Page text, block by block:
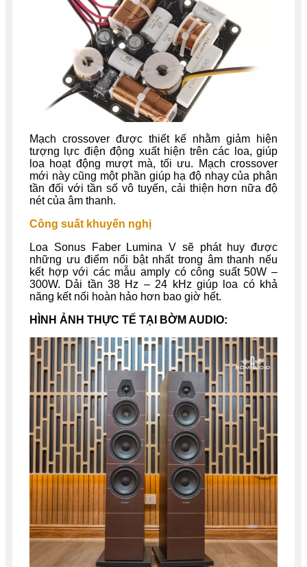
Mạch crossover được thiết kế nhằm giảm hiện
tượng lực điện động xuất hiện trên các loa, giúp
loa hoạt động mượt mà, tối ưu. Mạch crossover
mới này cũng một phần giúp hạ độ nhạy của phân
tần đối với tần số vô tuyến, cải thiện hơn nữa độ
nét của âm thanh.
Công suất khuyến nghị
Loa Sonus Faber Lumina V sẽ phát huy được
những ưu điểm nổi bật nhất trong âm thanh nếu
kết hợp với các mẫu amply có công suất 50W –
300W. Dải tần 38 Hz – 24 kHz giúp loa có khả
năng kết nối hoàn hảo hơn bao giờ hết.
HÌNH ẢNH THỰC TẾ TẠI BỜM AUDIO: